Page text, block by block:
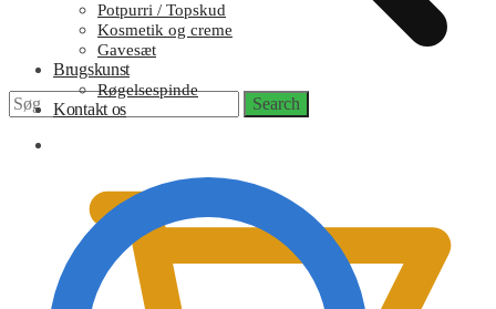
Search
for:
Search
Potpurri / Topskud
Kosmetik og creme
Gavesæt
Brugskunst
Røgelsespinde
Kontakt os